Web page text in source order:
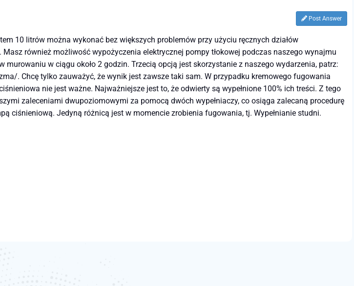
Post Answer
10 litrów można wykonać bez większych problemów przy użyciu ręcznych działów
również możliwość wypożyczenia elektrycznej pompy tłokowej podczas naszego wynajmu
murowaniu w ciągu około 2 godzin. Trzecią opcją jest skorzystanie z naszego wydarzenia, patrz:
. Chcę tylko zauważyć, że wynik jest zawsze taki sam. W przypadku kremowego fugowania
nie jest ważne. Najważniejsze jest to, że odwierty są wypełnione 100% ich treści. Z tego
zaleceniami dwupoziomowymi za pomocą dwóch wypełniaczy, co osiąga zalecaną procedurę
ciśnieniową. Jedyną różnicą jest w momencie zrobienia fugowania, tj. Wypełnianie studni.